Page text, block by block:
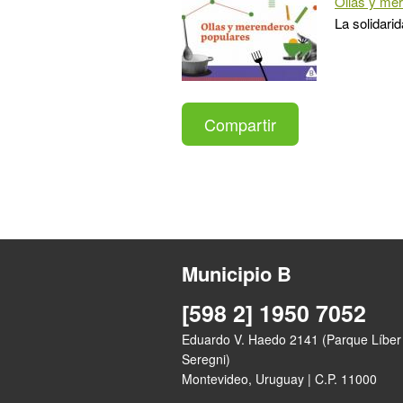
La
Compartir
Municipio B
[598 2] 1950 7052
Eduardo V. Haedo 2141 (Parque Líber
Seregni)
Montevideo, Uruguay | C.P. 11000